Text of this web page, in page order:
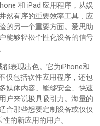
和 iPad 应用程序，从娱
然有序的重要效率工具，应
的另一个重要方面。爱思助
能够轻松个性化设备的信号
表现出色。它为iPhone和
仅包括软件应用程序，还包
媒体内容。能够安全、快速
户来说极具吸引力。海量的
合那些想要定制设备或仅仅
的新应用的用户。